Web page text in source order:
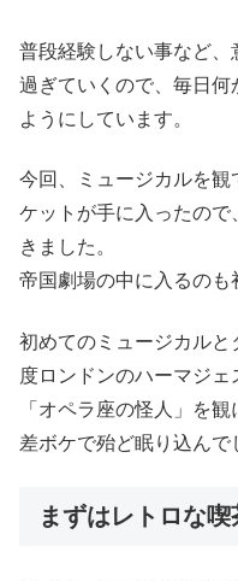
普段経験しない事など
過ぎていくので、毎日何
ようにしています。
今回、ミュージカルを
ケットが手に入ったので
きました。
帝国劇場の中に入るのも
初めてのミュージカル
度ロンドンのハーマジ
「オペラ座の怪人」を
差ボケで殆ど眠り込んで
まずはレトロな